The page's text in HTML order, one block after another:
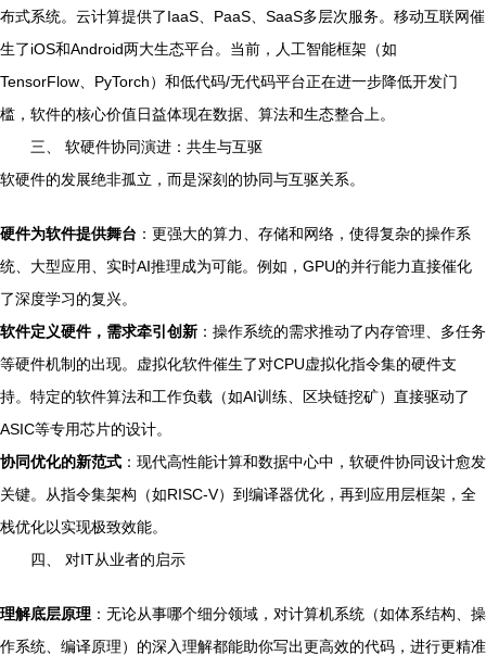
布式系统。云计算提供了IaaS、PaaS、SaaS多层次服务。移动互联网催
生了iOS和Android两大生态平台。当前，人工智能框架（如
TensorFlow、PyTorch）和低代码/无代码平台正在进一步降低开发门
槛，软件的核心价值日益体现在数据、算法和生态整合上。
三、 软硬件协同演进：共生与互驱
软硬件的发展绝非孤立，而是深刻的协同与互驱关系。
硬件为软件提供舞台 ：更强大的算力、存储和网络，使得复杂的操作系
统、大型应用、实时AI推理成为可能。例如，GPU的并行能力直接催化
了深度学习的复兴。
软件定义硬件，需求牵引创新 ：操作系统的需求推动了内存管理、多任务
等硬件机制的出现。虚拟化软件催生了对CPU虚拟化指令集的硬件支
持。特定的软件算法和工作负载（如AI训练、区块链挖矿）直接驱动了
ASIC等专用芯片的设计。
协同优化的新范式 ：现代高性能计算和数据中心中，软硬件协同设计愈发
关键。从指令集架构（如RISC-V）到编译器优化，再到应用层框架，全
栈优化以实现极致效能。
四、 对IT从业者的启示
理解底层原理 ：无论从事哪个细分领域，对计算机系统（如体系结构、操
作系统、编译原理）的深入理解都能助你写出更高效的代码，进行更精准